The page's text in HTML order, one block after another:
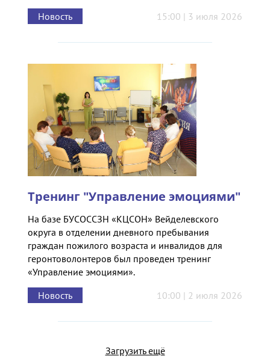
Новость
15:00 | 3 июля 2026
Тренинг "Управление эмоциями"
На базе БУСОССЗН «КЦСОН» Вейделевского
округа в отделении дневного пребывания
граждан пожилого возраста и инвалидов для
геронтоволонтеров был проведен тренинг
«Управление эмоциями».
Новость
10:00 | 2 июля 2026
Загрузить ещё